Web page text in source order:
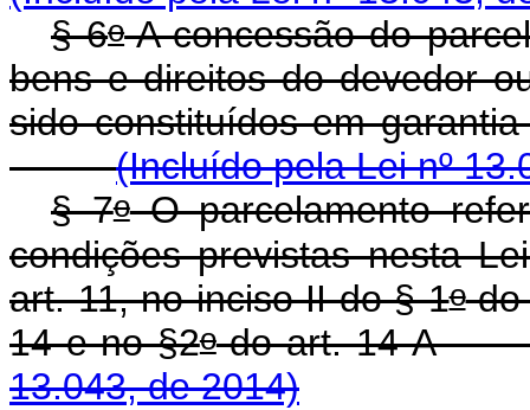
§ 6oA concessão do
bens e direitos do devedor
sido constituídos em
(Incluído pela Lei nº
§ 7oO parcelamento
condições previstas nesta
art. 11, no inciso II do § 1odo
14 e no §2odo art.
13.043, de 2014)